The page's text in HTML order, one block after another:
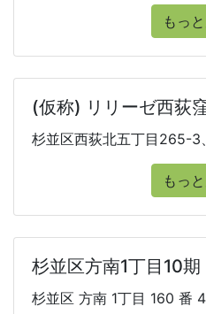
もっ
(仮称) リリーゼ西荻
杉並区西荻北五丁目265-
もっ
杉並区方南1丁目10期
杉並区 方南 1丁目 160 番